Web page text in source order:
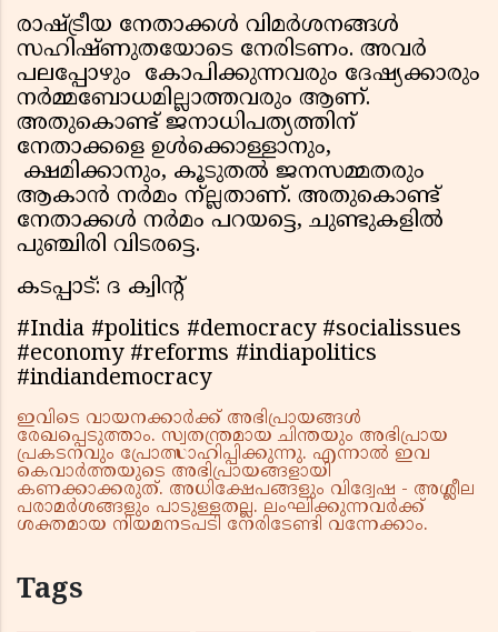
രാഷ്ട്രീയ നേതാക്കള്‍ വിമര്‍ശനങ്ങള്‍
സഹിഷ്ണുതയോടെ നേരിടണം. അവര്‍
പലപ്പോഴും കോപിക്കുന്നവരും ദേഷ്യക്കാരും
നര്‍മ്മബോധമില്ലാത്തവരും ആണ്.
അതുകൊണ്ട് ജനാധിപത്യത്തിന്
നേതാക്കളെ ഉള്‍ക്കൊള്ളാനും,
ക്ഷമിക്കാനും, കൂടുതല്‍ ജനസമ്മതരും
ആകാന്‍ നര്‍മം ന്ല്ലതാണ്. അതുകൊണ്ട്
നേതാക്കള്‍ നര്‍മം പറയട്ടെ, ചുണ്ടുകളില്‍
പുഞ്ചിരി വിടരട്ടെ.
കടപ്പാട്: ദ ക്വിന്റ്
#India #politics #democracy #socialissues
#economy #reforms #indiapolitics
#indiandemocracy
ഇവിടെ വായനക്കാർക്ക് അഭിപ്രായങ്ങൾ
രേഖപ്പെടുത്താം. സ്വതന്ത്രമായ ചിന്തയും അഭിപ്രായ
പ്രകടനവും പ്രോത്സാഹിപ്പിക്കുന്നു. എന്നാൽ ഇവ
കെവാർത്തയുടെ അഭിപ്രായങ്ങളായി
കണക്കാക്കരുത്. അധിക്ഷേപങ്ങളും വിദ്വേഷ - അശ്ലീല
പരാമർശങ്ങളും പാടുള്ളതല്ല. ലംഘിക്കുന്നവർക്ക്
ശക്തമായ നിയമനടപടി നേരിടേണ്ടി വന്നേക്കാം.
Tags